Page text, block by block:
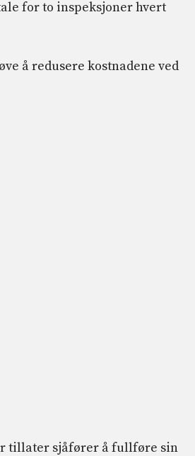
for to inspeksjoner hvert
å redusere kostnadene ved
tillater sjåfører å fullføre sin